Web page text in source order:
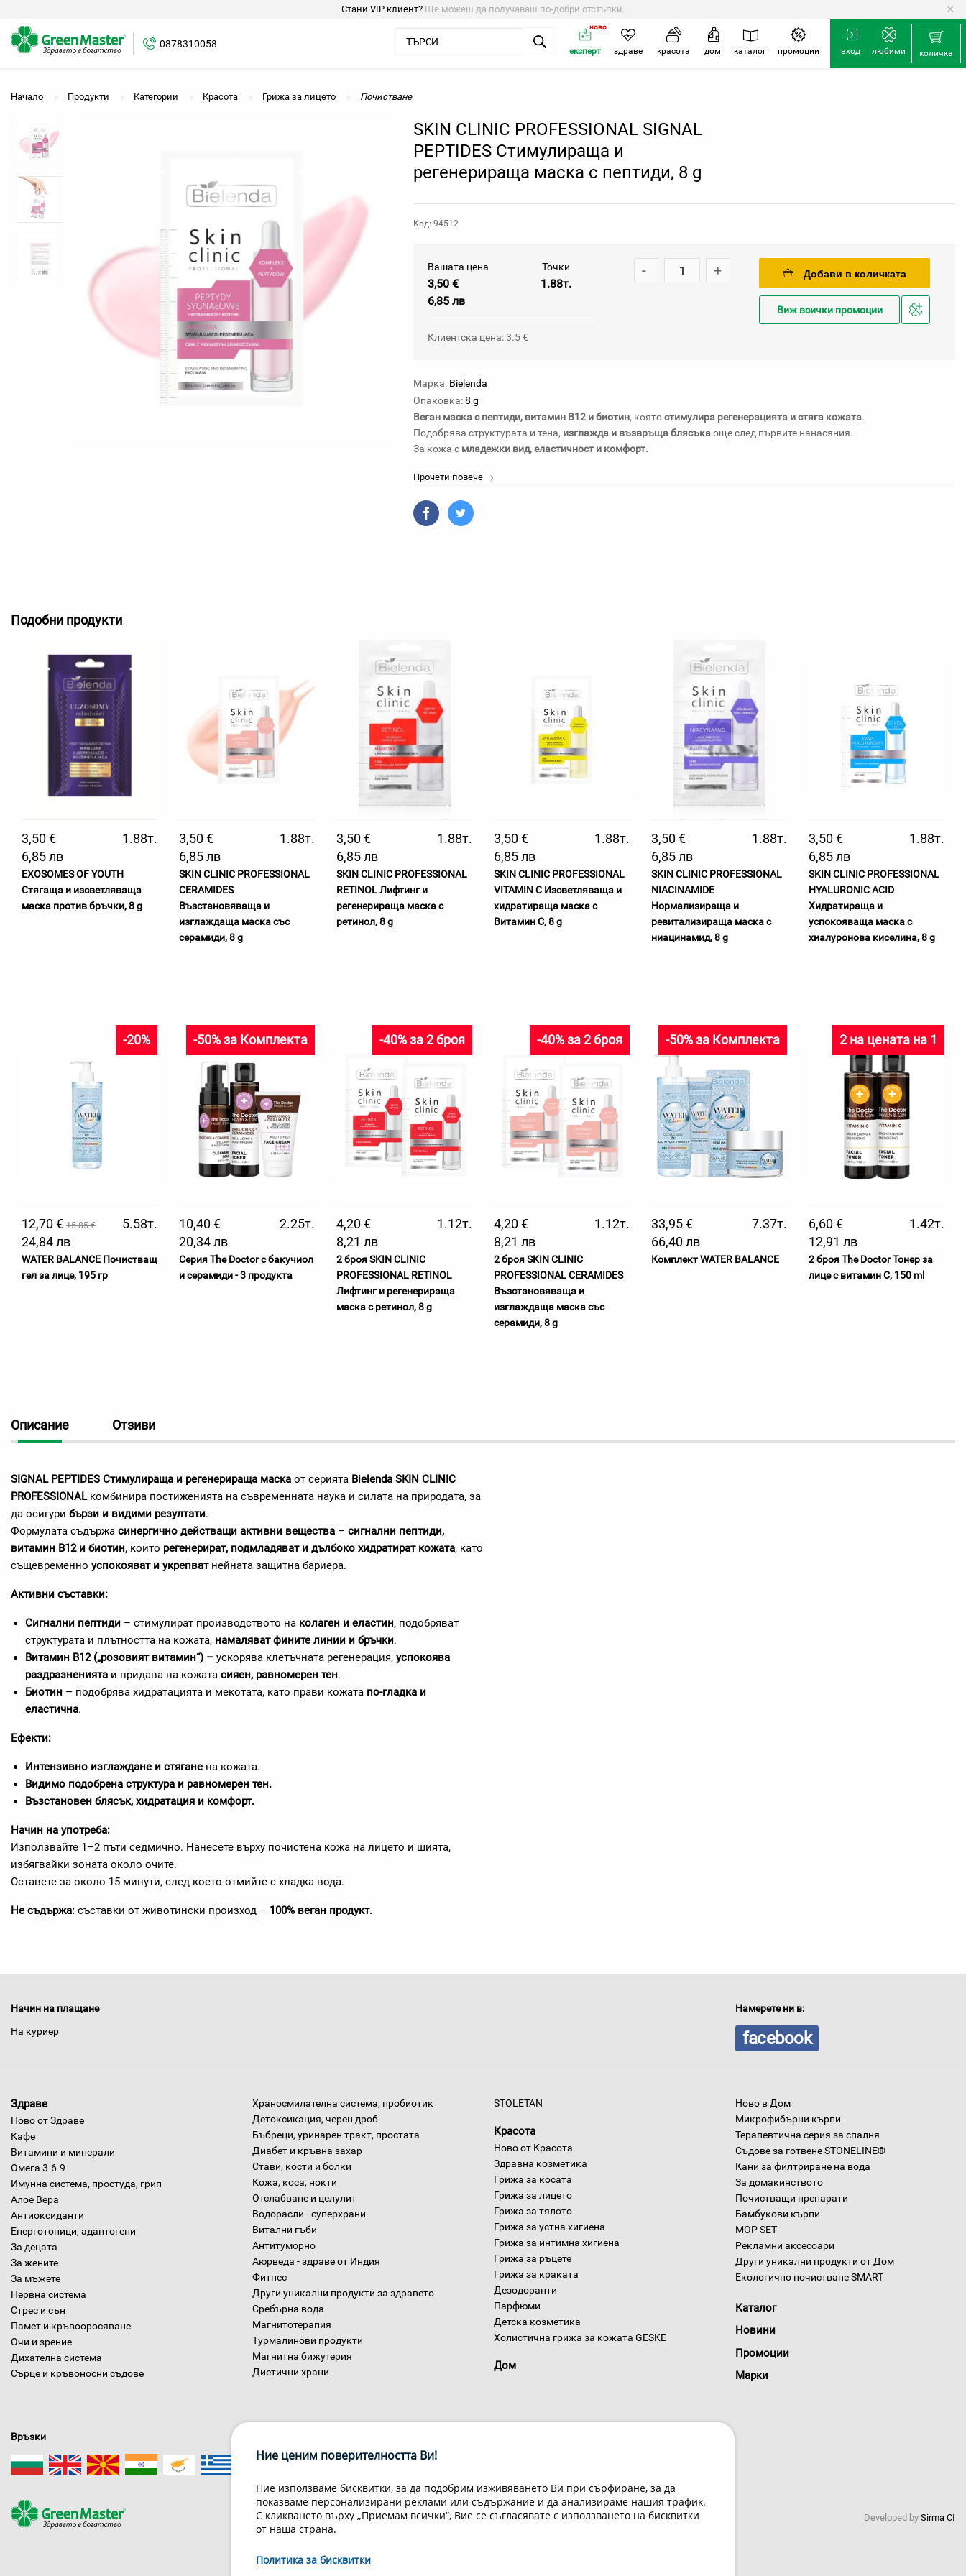
Стани VIP клиент? Ще можеш да получаваш по-добри отстъпки. ×
0878310058
вход любими количка
експерт
ново
здраве красота дом каталог промоции
Начало Продукти Категории Красота Грижа за лицето Почистване
SKIN CLINIC PROFESSIONAL SIGNAL
PEPTIDES Стимулираща и
регенерираща маска с пептиди, 8 g
Код: 94512
Вашата цена
3,50 €
6,85 лв
Точки
1.88т.
Клиентска цена: 3.5 €
- + Добави в количката
Виж всички промоции
Добави
Марка: Bielenda
Опаковка:8 g
Веган маска с пептиди, витамин B12 и биотин, коятостимулира регенерацията и стяга кожата.
Подобрява структурата и тена, изглажда и възвръща блясъкаоще след първите нанасяния.
За кожа с младежки вид, еластичност и комфорт.
Прочети повече
Подобни продукти
3,50 €
1.88т.
6,85 лв
EXOSOMES OF YOUTH
Стягаща и изсветляваща
маска против бръчки, 8 g
3,50 €
1.88т.
6,85 лв
SKIN CLINIC PROFESSIONAL
CERAMIDES
Възстановяваща и
изглаждаща маска със
серамиди, 8 g
3,50 €
1.88т.
6,85 лв
SKIN CLINIC PROFESSIONAL
RETINOL Лифтинг и
регенерираща маска с
ретинол, 8 g
3,50 €
1.88т.
6,85 лв
SKIN CLINIC PROFESSIONAL
VITAMIN C Изсветляваща и
хидратираща маска с
Витамин С, 8 g
3,50 €
1.88т.
6,85 лв
SKIN CLINIC PROFESSIONAL
NIACINAMIDE
Нормализираща и
ревитализираща маска с
ниацинамид, 8 g
3,50 €
1.88т.
6,85 лв
SKIN CLINIC PROFESSIONAL
HYALURONIC ACID
Хидратираща и
успокояваща маска с
хиалуронова киселина, 8 g
12,70 € 15.85 €
-20%
5.58т.
24,84 лв
WATER BALANCE Почистващ
гел за лице, 195 гр
-50% за Комплекта
10,40 €
2.25т.
20,34 лв
Серия The Doctor с бакучиол
и серамиди - 3 продукта
-40% за 2 броя
4,20 €
1.12т.
8,21 лв
2 броя SKIN CLINIC
PROFESSIONAL RETINOL
Лифтинг и регенерираща
маска с ретинол, 8 g
-40% за 2 броя
4,20 €
1.12т.
8,21 лв
2 броя SKIN CLINIC
PROFESSIONAL CERAMIDES
Възстановяваща и
изглаждаща маска със
серамиди, 8 g
-50% за Комплекта
33,95 €
7.37т.
66,40 лв
Комплект WATER BALANCE
2 на цената на 1
6,60 €
1.42т.
12,91 лв
2 броя The Doctor Тонер за
лице с витамин C, 150 ml
Описание Отзиви
SIGNAL PEPTIDES Стимулираща и регенерираща маска от серията Bielenda SKIN CLINIC
PROFESSIONALкомбинира постиженията на съвременната наука и силата на природата, за
да осигури бързи и видими резултати.
Формулата съдържа синергично действащи активни вещества – сигнални пептиди,
витамин B12 и биотин, които регенерират, подмладяват и дълбоко хидратират кожата, като
същевременно успокояват и укрепватнейната защитна бариера.
Активни съставки:
Сигнални пептиди – стимулират производството на колаген и еластин, подобряват
структурата и плътността на кожата, намаляват фините линии и бръчки.
Витамин B12 („розовият витамин“) – ускорява клетъчната регенерация, успокоява
раздразненията и придава на кожата сияен, равномерен тен.
Биотин – подобрява хидратацията и мекотата, като прави кожата по-гладка и
еластична.
Ефекти:
Интензивно изглаждане и стягане на кожата.
Видимо подобрена структура и равномерен тен.
Възстановен блясък, хидратация и комфорт.
Начин на употреба:
Използвайте 1–2 пъти седмично. Нанесете върху почистена кожа на лицето и шията,
избягвайки зоната около очите.
Оставете за около 15 минути, след което отмийте с хладка вода.
Не съдържа: съставки от животински произход – 100% веган продукт.
Начин на плащане
На куриер
Намерете ни в:
facebook
Здраве
Ново от Здраве
Кафе
Витамини и минерали
Омега 3-6-9
Имунна система, простуда, грип
Алое Вера
Антиоксиданти
Енерготоници, адаптогени
За децата
За жените
За мъжете
Нервна система
Стрес и сън
Памет и кръвооросяване
Очи и зрение
Дихателна система
Сърце и кръвоносни съдове
Храносмилателна система, пробиотик
Детоксикация, черен дроб
Бъбреци, уринарен тракт, простата
Диабет и кръвна захар
Стави, кости и болки
Кожа, коса, нокти
Отслабване и целулит
Водорасли - суперхрани
Витални гъби
Антитуморно
Аюрведа - здраве от Индия
Фитнес
Други уникални продукти за здравето
Сребърна вода
Магнитотерапия
Турмалинови продукти
Магнитна бижутерия
Диетични храни
STOLETAN
Красота
Ново от Красота
Здравна козметика
Грижа за косата
Грижа за лицето
Грижа за тялото
Грижа за устна хигиена
Грижа за интимна хигиена
Грижа за ръцете
Грижа за краката
Дезодоранти
Парфюми
Детска козметика
Холистична грижа за кожата GESKE
Дом
Ново в Дом
Микрофибърни кърпи
Терапевтична серия за спалня
Съдове за готвене STONELINE®
Кани за филтриране на вода
За домакинството
Почистващи препарати
Бамбукови кърпи
MOP SET
Рекламни аксесоари
Други уникални продукти от Дом
Екологично почистване SMART
Каталог
Новини
Промоции
Марки
Връзки
За нас Условия за доставка Конфиденциалност на информацията
Общи условия
Декларация за личните данни
© 1998-2020 Green Master Group Ltd, All rights reserved.
Developed by Sirma CI
Ние ценим поверителността Ви!
Ние използваме бисквитки, за да подобрим изживяването Ви при сърфиране, за да
показваме персонализирани реклами или съдържание и да анализираме нашия трафик.
С кликването върху „Приемам всички“, Вие се съгласявате с използването на бисквитки
от наша страна.
Политика за бисквитки